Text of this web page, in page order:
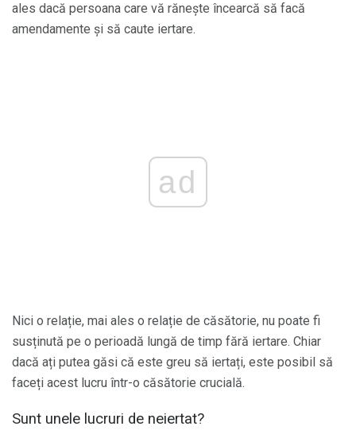
ales dacă persoana care vă rănește încearcă să facă
amendamente și să caute iertare.
ad
Nici o relație, mai ales o relație de căsătorie, nu poate fi
susținută pe o perioadă lungă de timp fără iertare. Chiar
dacă ați putea găsi că este greu să iertați, este posibil să
faceți acest lucru într-o căsătorie crucială.
Sunt unele lucruri de neiertat?